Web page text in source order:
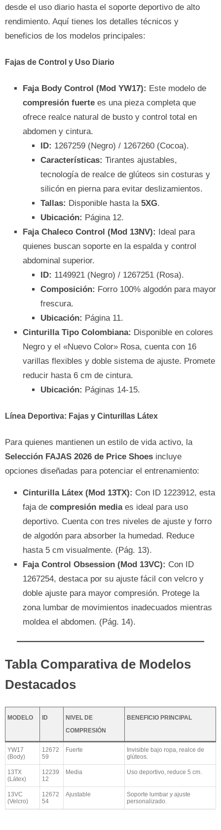
desde el uso diario hasta el soporte deportivo de alto
rendimiento. Aquí tienes los detalles técnicos y
beneficios de los modelos principales:
Fajas de Control y Uso Diario
Faja Body Control (Mod YW17): Este modelo de
compresión fuerte es una pieza completa que
ofrece realce natural de busto y control total en
abdomen y cintura.
ID: 1267259 (Negro) / 1267260 (Cocoa).
Características: Tirantes ajustables,
tecnología de realce de glúteos sin costuras y
silicón en pierna para evitar deslizamientos.
Tallas: Disponible hasta la 5XG.
Ubicación: Página 12.
Faja Chaleco Control (Mod 13NV): Ideal para
quienes buscan soporte en la espalda y control
abdominal superior.
ID: 1149921 (Negro) / 1267251 (Rosa).
Composición: Forro 100% algodón para mayor
frescura.
Ubicación: Página 11.
Cinturilla Tipo Colombiana: Disponible en colores
Negro y el «Nuevo Color» Rosa, cuenta con 16
varillas flexibles y doble sistema de ajuste. Promete
reducir hasta 6 cm de cintura.
Ubicación: Páginas 14-15.
Línea Deportiva: Fajas y Cinturillas Látex
Para quienes mantienen un estilo de vida activo, la
Selección FAJAS 2026 de Price Shoes incluye
opciones diseñadas para potenciar el entrenamiento:
Cinturilla Látex (Mod 13TX): Con ID 1223912, esta
faja de compresión mediaes ideal para uso
deportivo. Cuenta con tres niveles de ajuste y forro
de algodón para absorber la humedad. Reduce
hasta 5 cm visualmente. (Pág. 13).
Faja Control Obsession (Mod 13VC): Con ID
1267254, destaca por su ajuste fácil con velcro y
doble ajuste para mayor compresión. Protege la
zona lumbar de movimientos inadecuados mientras
moldea el abdomen. (Pág. 14).
Tabla Comparativa de Modelos
Destacados
MODELO ID
NIVEL DE
COMPRESIÓN
BENEFICIO PRINCIPAL
YW17
(Body)
12672
59
Fuerte
Invisible bajo ropa, realce de
glúteos.
13TX
(Látex)
12239
12
Media Uso deportivo, reduce 5 cm.
13VC
(Velcro)
12672
54
Ajustable
Soporte lumbar y ajuste
personalizado.